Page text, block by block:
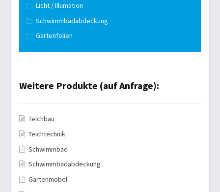
Licht / Illumation
Schwimmbadabdeckung
Gartenfolien
Weitere Produkte (auf Anfrage):
Teichbau
Teichtechnik
Schwimmbad
Schwimmbadabdeckung
Gartenmöbel